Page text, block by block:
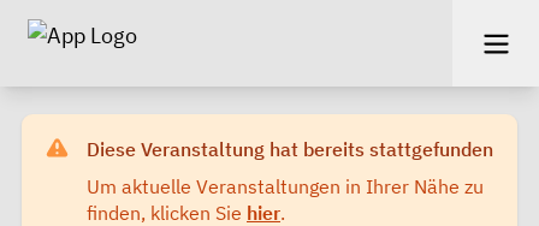
Diese Veranstaltung hat bereits stattgefunden
Um aktuelle Veranstaltungen in Ihrer Nähe zu
finden, klicken Sie hier.